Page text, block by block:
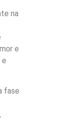
na
e
e
fase